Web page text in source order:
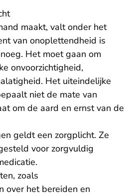
maakt, valt onder het
van onoplettendheid is
Het moet gaan om
onvoorzichtigheid,
Het uiteindelijke
niet de mate van
om de aard en ernst van de
geldt een zorgplicht. Ze
voor zorgvuldig
zoals
over het bereiden en